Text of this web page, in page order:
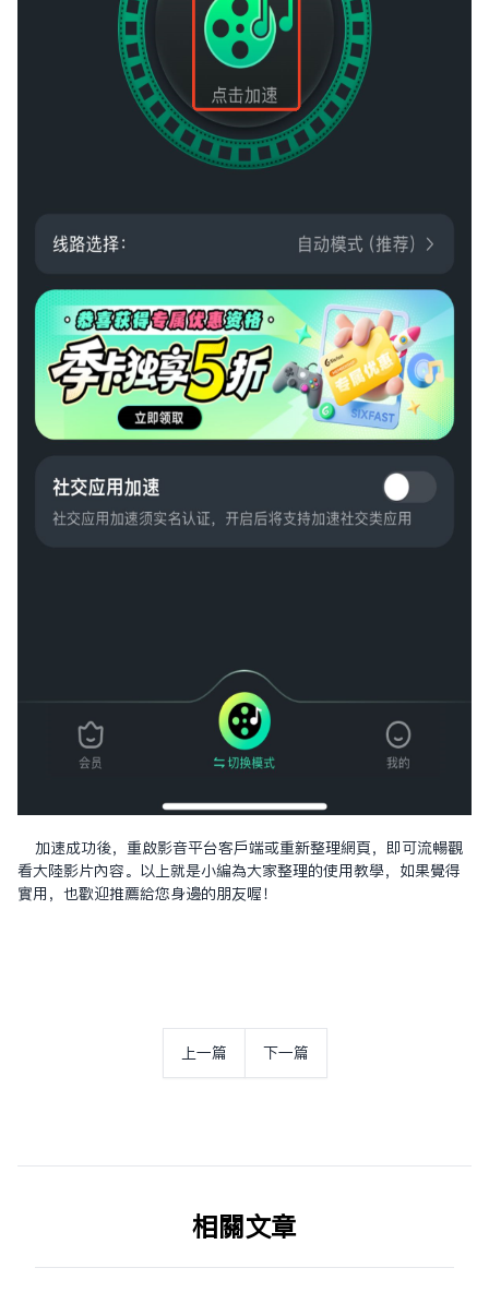
加速成功後，重啟影音平台客戶端或重新整理網頁，即可流暢觀
看大陸影片內容。以上就是小編為大家整理的使用教學，如果覺得
實用，也歡迎推薦給您身邊的朋友喔！
上一篇 下一篇
相关文章